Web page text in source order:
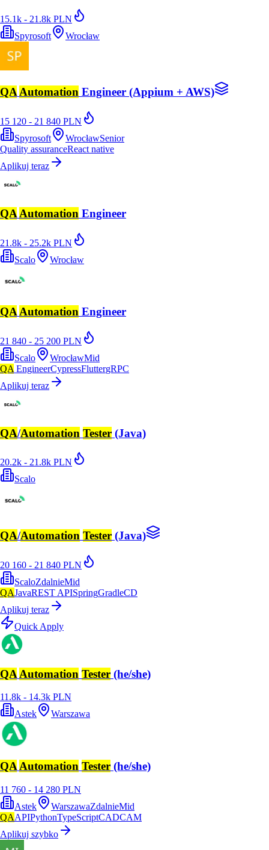
15.1k - 21.8k PLN
Spyrosoft
Wrocław
QAAutomation Engineer (Appium + AWS)
15 120 - 21 840 PLN
Spyrosoft
WrocławSenior
Quality assuranceReact native
Aplikuj teraz
QA Automation Engineer
21.8k - 25.2k PLN
Scalo
Wrocław
QAAutomation Engineer
21 840 - 25 200 PLN
Scalo
WrocławMid
QA EngineerCypressFluttergRPC
Aplikuj teraz
QA/Automation Tester (Java)
20.2k - 21.8k PLN
Scalo
QA/Automation Tester (Java)
20 160 - 21 840 PLN
ScaloZdalnieMid
QAJavaREST APISpringGradleCD
Aplikuj teraz
Quick Apply
QA Automation Tester (he/she)
11.8k - 14.3k PLN
Astek
Warszawa
QA Automation Tester (he/she)
11 760 - 14 280 PLN
Astek
WarszawaZdalnieMid
QAAPIPythonTypeScriptCADCAM
Aplikuj szybko